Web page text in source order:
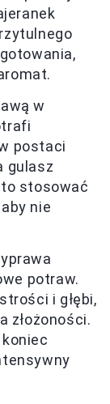
w
postaci
gulasz
stosować
nie
potraw.
i głębi,
złożoności.